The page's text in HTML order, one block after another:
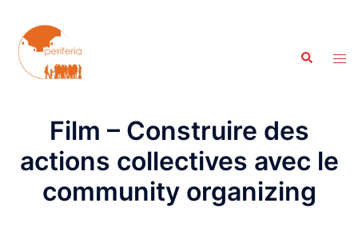
contenu
Film – Construire des
actions collectives avec le
community organizing